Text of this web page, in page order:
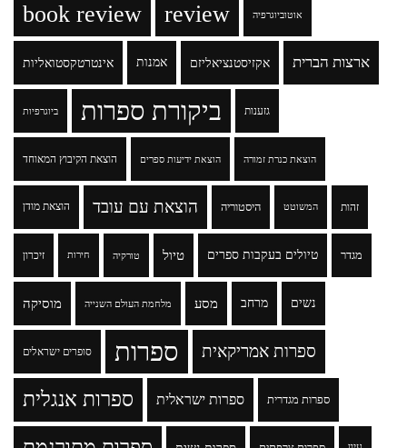
book review review אוטוביוגרפיה
אינטרטקסטואליות אמנות אקזיסטנציאליזם ארצות הברית
ביוגרפיות ביקורת ספרות גזענות
הוצאת הקיבוץ המאוחד הוצאת ידיעות ספרים הוצאת כנרת זמורה
הוצאת מודן הוצאת עם עובד היסטוריה המשוטט זהות
זיכרון חירות טורקיה טיול טיולים בעקבות ספרים מגדר
מוסיקה מלחמת העולם השנייה מסע מרחב נשים
סופרים ישראלים ספרות ספרות אמריקאית
ספרות אנגלית ספרות ישראלית ספרות מגדרית